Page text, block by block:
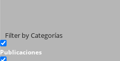
Filter by Categorías
Publicaciones